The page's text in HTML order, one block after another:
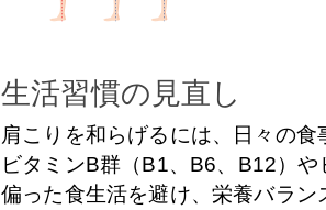
生活習慣の見直し
肩こりを和らげるには、日々の食
ビタミンB群（B1、B6、B12）
偏った食生活を避け、栄養バラン